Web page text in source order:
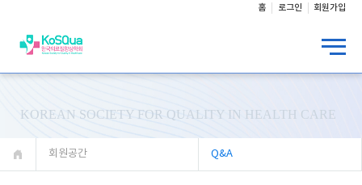
홈 로그인 회원가입
KOREAN SOCIETY FOR QUALITY IN HEALTH CARE
회원공간 Q&A